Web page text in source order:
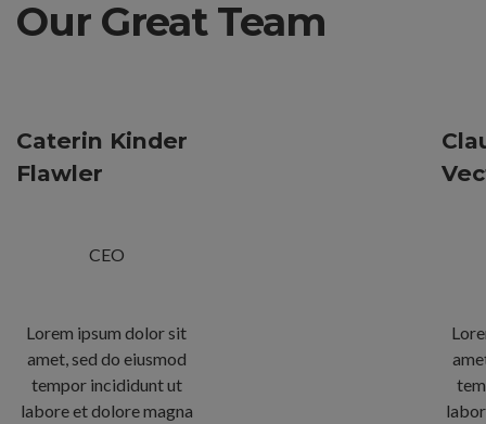
Our Great Team
Caterin Kinder
Flawler
CEO
Lorem ipsum dolor sit
amet, sed do eiusmod
tempor incididunt ut
labore et dolore magna